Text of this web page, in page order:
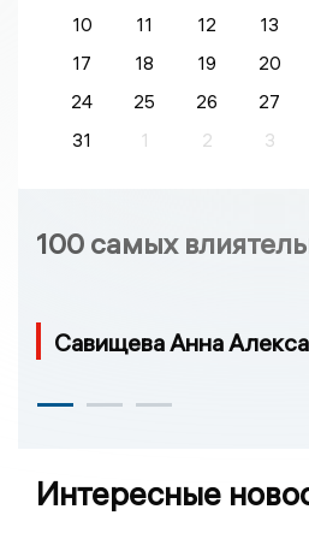
10
11 12 13
17
18 19 20
24
25 26 27
31
1 2 3
100 самых
Савищева Анна
Интересные